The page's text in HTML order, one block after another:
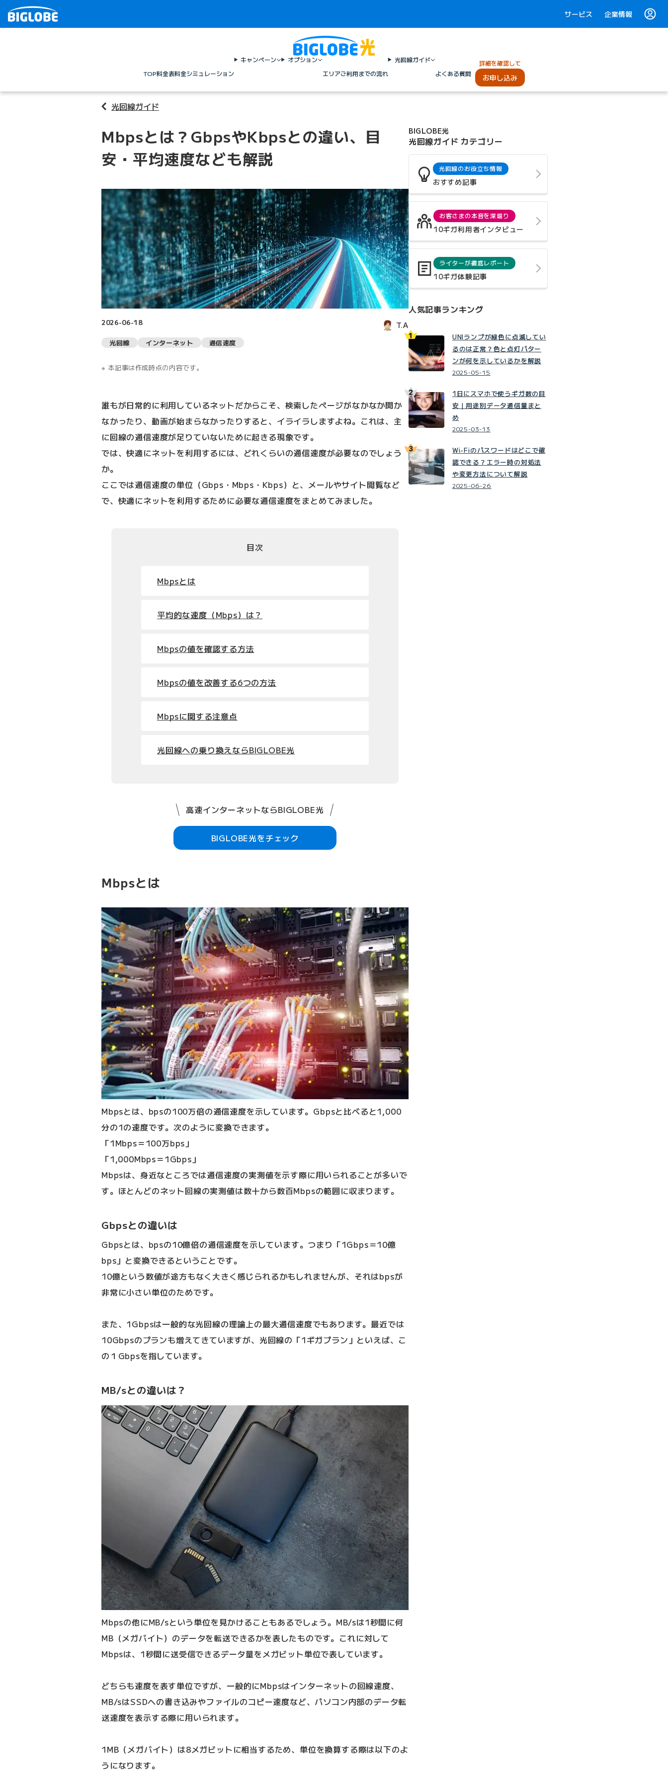
サービス 企業情報
TOP料金表料金シミュレーション
キャンペーン
オプション
エリアご利用までの流れ
光回線ガイド
よくある質問
詳細を確認して
お申し込み
光回線ガイド
Mbpsとは？GbpsやKbpsとの違い、目
安・平均速度なども解説
2026-06-18 T.A
光回線 インターネット 通信速度
本記事は作成時点の内容です。
誰もが日常的に利用しているネットだからこそ、検索したページがなかなか開か
なかったり、動画が始まらなかったりすると、イライラしますよね。これは、主
に回線の通信速度が足りていないために起きる現象です。
では、快適にネットを利用するには、どれくらいの通信速度が必要なのでしょう
か。
ここでは通信速度の単位（Gbps・Mbps・Kbps）と、メールやサイト閲覧など
で、快適にネットを利用するために必要な通信速度をまとめてみました。
目次
Mbpsとは
平均的な速度（Mbps）は？
Mbpsの値を確認する方法
Mbpsの値を改善する6つの方法
Mbpsに関する注意点
光回線への乗り換えならBIGLOBE光
高速インターネットならBIGLOBE光
BIGLOBE光をチェック
Mbpsとは
Mbpsとは、bpsの100万倍の通信速度を示しています。Gbpsと比べると1,000
分の1の速度です。次のように変換できます。
「1Mbps＝100万bps」
「1,000Mbps＝1Gbps」
Mbpsは、身近なところでは通信速度の実測値を示す際に用いられることが多いで
す。ほとんどのネット回線の実測値は数十から数百Mbpsの範囲に収まります。
Gbpsとの違いは
Gbpsとは、bpsの10億倍の通信速度を示しています。つまり「1Gbps＝10億
bps」と変換できるということです。
10億という数値が途方もなく大きく感じられるかもしれませんが、それはbpsが
非常に小さい単位のためです。
また、1Gbpsは一般的な光回線の理論上の最大通信速度でもあります。最近では
10Gbpsのプランも増えてきていますが、光回線の「1ギガプラン」といえば、こ
の１Gbpsを指しています。
MB/sとの違いは？
Mbpsの他にMB/sという単位を見かけることもあるでしょう。MB/sは1秒間に何
MB（メガバイト）のデータを転送できるかを表したものです。これに対して
Mbpsは、1秒間に送受信できるデータ量をメガビット単位で表しています。
どちらも速度を表す単位ですが、一般的にMbpsはインターネットの回線速度、
MB/sはSSDへの書き込みやファイルのコピー速度など、パソコン内部のデータ転
送速度を表示する際に用いられます。
1MB（メガバイト）は8メガビットに相当するため、単位を換算する際は以下のよ
うになります。
BIGLOBE光
光回線ガイド カテゴリー
光回線のお役立ち情報
おすすめ記事
お客さまの本音を深堀り
10ギガ利用者インタビュー
ライターが徹底レポート
10ギガ体験記事
人気記事ランキング
UNIランプが緑色に点滅してい
るのは正常？色と点灯パター
ンが何を示しているかを解説
2025-05-15
1日にスマホで使うギガ数の目
安｜用途別データ通信量まと
め
2025-03-13
Wi-Fiのパスワードはどこで確
認できる？エラー時の対処法
や変更方法について解説
2025-06-26